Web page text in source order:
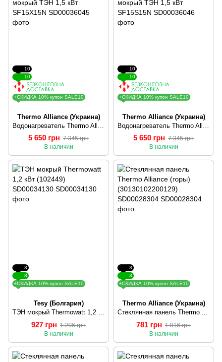
10
10
+СКИДКА 10% купон SALE10
Thermo Alliance (Украина)
5 650 грн 7 345 грн
В наличии
10
10
+СКИДКА 10% купон SALE10
Thermo Alliance (Украина)
5 650 грн 7 345 грн
В наличии
3
3
+СКИДКА 10% купон SALE10
Tesy (Болгария)
ТЭН мокрый Thermowatt 1,2 кВт (102449) SD00034130
927 грн 1 206 грн
В наличии
3
3
+СКИДКА 10% купон SALE10
Thermo Alliance (Украина)
Стеклянная панель Thermo Alliance (горы) (30130102200129) SD00028304
781 грн 1 016 грн
В наличии